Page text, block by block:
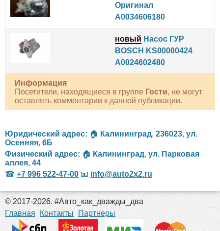
Оригинал
A0034606180
новый Насос ГУР
BOSCH KS00000424
A0024602480
Информация
Посетители, находящиеся в группе Гости, не могут
оставлять комментарии к данной публикации.
Юридический адрес: 🏠 Калининград, 236023, ул.
Осенняя, 6Б
Физический адрес: 🏠 Калининград, ул. Парковая
аллея, 44
☎ +7 996 522-47-00 📧 info@auto2x2.ru
© 2017-2026. #Авто_как_дважды_два
Главная
Контакты Партнеры